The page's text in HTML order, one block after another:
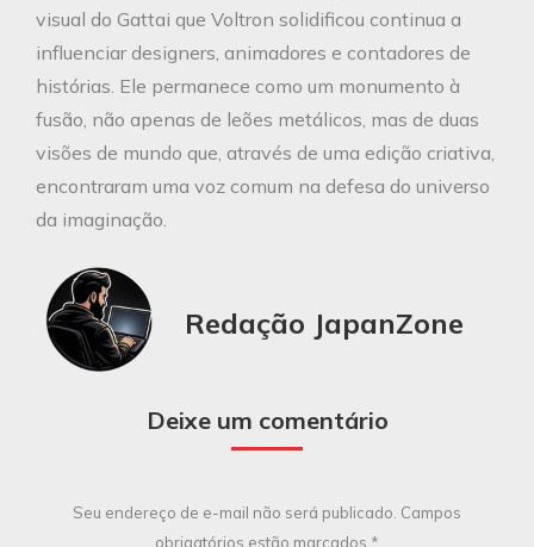
visual do Gattai que Voltron solidificou continua a
influenciar designers, animadores e contadores de
histórias. Ele permanece como um monumento à
fusão, não apenas de leões metálicos, mas de duas
visões de mundo que, através de uma edição criativa,
encontraram uma voz comum na defesa do universo
da imaginação.
Redação JapanZone
Deixe um comentário
Seu endereço de e-mail não será publicado. Campos
obrigatórios estão marcados *